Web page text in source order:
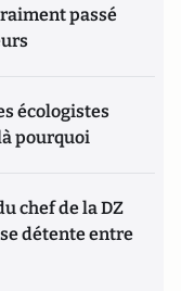
passé
écologistes
pourquoi
chef de la DZ
détente entre